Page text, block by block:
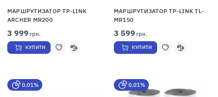
МАРШРУТИЗАТОР TP-LINK
ARCHER MR200
3 999 грн.
КУПИТИ
МАРШРУТИЗАТОР TP-LINK TL-
MR150
3 599 грн.
КУПИТИ
0,01% 0,01%